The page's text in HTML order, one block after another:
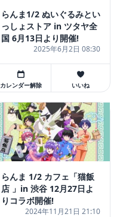
らんま1/2 ぬいぐるみとい
っしょストア in ツタヤ全
国 6月13日より開催!
2025年6月2日 08:30
カレンダー解除 いいね
らんま 1/2 カフェ「猫飯
店 」in 渋谷 12月27日よ
りコラボ開催!
2024年11月21日 21:10